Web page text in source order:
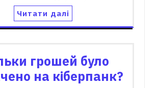
Читати далі
грошей було
на кіберпанк?